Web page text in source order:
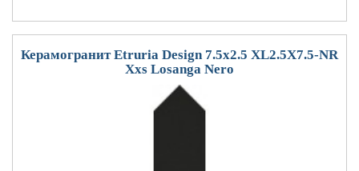
Керамогранит Etruria Design 7.5x2.5 XL2.5X7.5-NR
Xxs Losanga Nero